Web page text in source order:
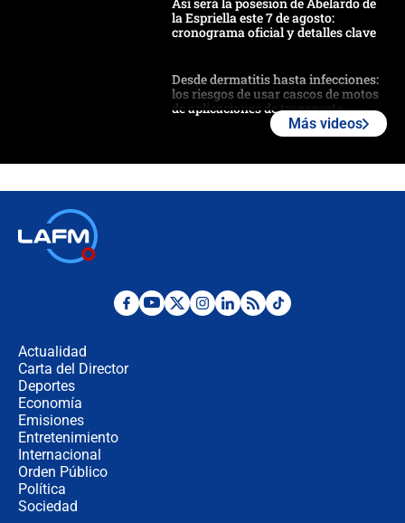
la Espriella este 7 de agosto:
cronograma oficial y detalles clave
Desde dermatitis hasta infecciones:
los riesgos de usar cascos de motos
de aplicaciones de transporte
Posesión de Abelardo De La Espriella
Más videos
Actualidad
Carta del Director
Deportes
Economía
Emisiones
Entretenimiento
Internacional
Orden Público
Política
Sociedad